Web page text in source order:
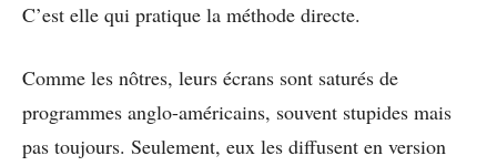
C’est elle qui pratique la méthode directe.
Comme les nôtres, leurs écrans sont saturés de
programmes anglo-américains, souvent stupides mais
pas toujours. Seulement, eux les diffusent en version